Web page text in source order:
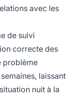
avec les
de suivi
correcte des
problème
laissant
nuit à la